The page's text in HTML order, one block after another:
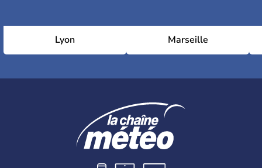
Lyon Marseille